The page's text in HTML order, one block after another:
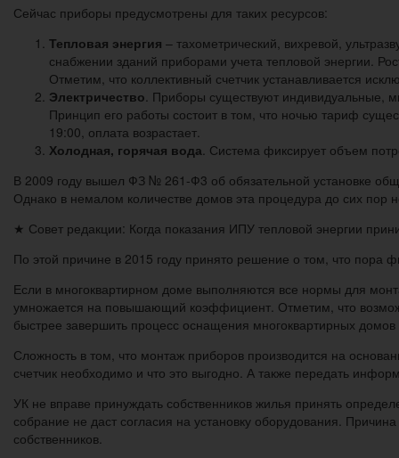
Сейчас приборы предусмотрены для таких ресурсов:
Тепловая энергия – тахометрический, вихревой,
снабжении зданий приборами учета тепловой энергии.
Отметим, что коллективный счетчик устанавливается
Электричество . Приборы существуют индивидуальные,
Принцип его работы состоит в том, что ночью тариф
19:00, оплата возрастает.
Холодная, горячая вода . Система фиксирует объем
В 2009 году вышел ФЗ № 261-Ф3 об обязательной установке
Однако в немалом количестве домов эта процедура до сих пор
★ Совет редакции: Когда показания ИПУ тепловой энергии
По этой причине в 2015 году принято решение о том, что пора
Если в многоквартирном доме выполняются все нормы для
умножается на повышающий коэффициент. Отметим, что
быстрее завершить процесс оснащения многоквартирных
Сложность в том, что монтаж приборов производится на
счетчик необходимо и что это выгодно. А также передать
УК не вправе принуждать собственников жилья принять
собрание не даст согласия на установку оборудования.
собственников.